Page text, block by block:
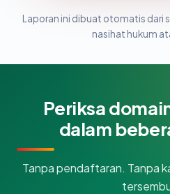
Laporan ini dibuat otomatis dari
nasihat hukum
Periksa
dalam
Tanpa pendaftaran. Tanpa